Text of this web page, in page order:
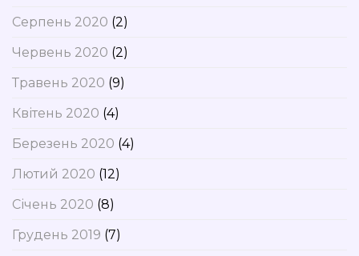
Серпень 2020 (2)
Червень 2020 (2)
Травень 2020 (9)
Квітень 2020 (4)
Березень 2020 (4)
Лютий 2020 (12)
Січень 2020 (8)
Грудень 2019 (7)